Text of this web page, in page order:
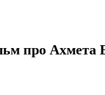
про Ахмета